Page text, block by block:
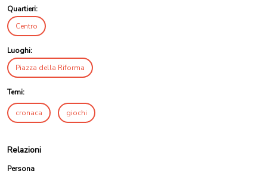
Quartieri:
Centro
Luoghi:
Piazza della Riforma
Temi:
cronaca giochi
Relazioni
Persona